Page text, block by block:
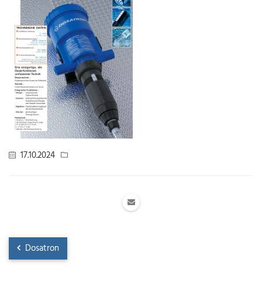
17.10.2024
Dosatron